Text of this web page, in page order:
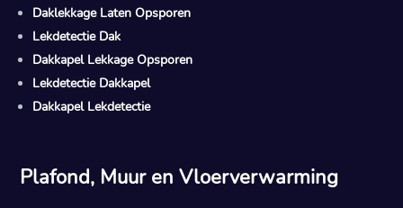
Daklekkage Laten Opsporen
Lekdetectie Dak
Dakkapel Lekkage Opsporen
Lekdetectie Dakkapel
Dakkapel Lekdetectie
Plafond, Muur en Vloerverwarming